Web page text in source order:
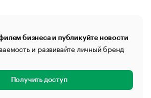
бизнеса и публикуйте новости
и развивайте личный бренд
Получить доступ